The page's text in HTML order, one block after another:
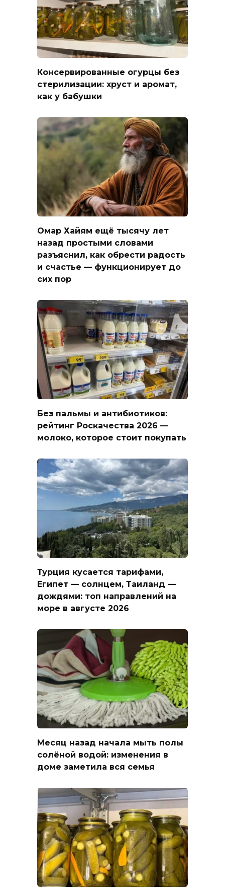
Консервированные огурцы без
стерилизации: хруст и аромат,
как у бабушки
Омар Хайям ещё тысячу лет
назад простыми словами
разъяснил, как обрести радость
и счастье — функционирует до
сих пор
Без пальмы и антибиотиков:
рейтинг Роскачества 2026 —
молоко, которое стоит покупать
Турция кусается тарифами,
Египет — солнцем, Таиланд —
дождями: топ направлений на
море в августе 2026
Месяц назад начала мыть полы
солёной водой: изменения в
доме заметила вся семья